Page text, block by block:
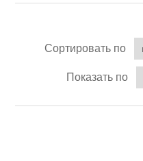
Сортировать по
Показать по